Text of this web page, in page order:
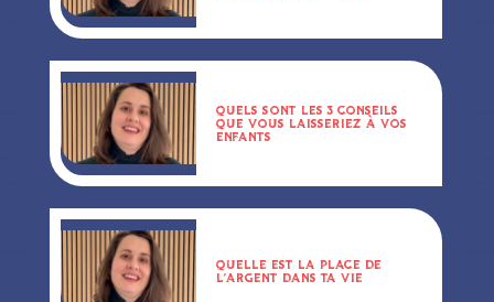
QUELS SONT LES 3 CONSEILS
QUE VOUS LAISSERIEZ À VOS
ENFANTS
QUELLE EST LA PLACE DE
L’ARGENT DANS TA VIE